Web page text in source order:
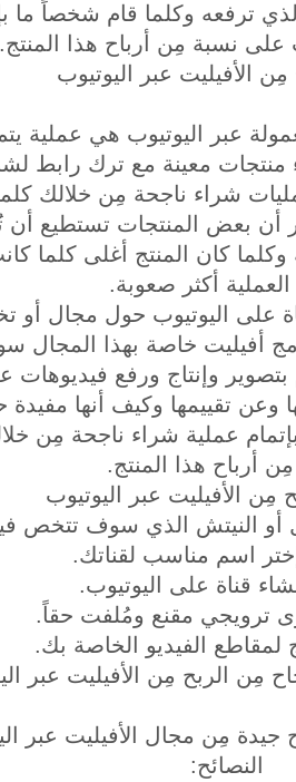
ترفعه وكلما قام شخصاً ما
نسبة مِن أرباح هذا المنتج.
مِن الأفيليت عبر اليوتيوب
عبر اليوتيوب هي عملية
معينة مع ترك رابط
شراء ناجحة مِن خلالك
أن بعض المنتجات تستطيع أن
كان المنتج أغلى كلما
أكثر صعوبة.
على اليوتيوب حول مجال
أفيليت خاصة بهذا المجال
وإنتاج ورفع فيديوهات
تقييمها وكيف أنها
عملية شراء ناجحة
أرباح هذا المنتج.
مِن الأفيليت عبر اليوتيوب
مِن الربح مِن الأفيليت عبر
مِن مجال الأفيليت عبر
النصائح: